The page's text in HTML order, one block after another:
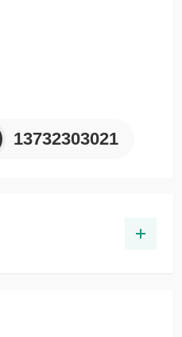
13732303021